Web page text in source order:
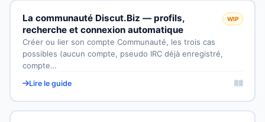
La communauté Discut.Biz — profils,
recherche et connexion automatique
WIP
Créer ou lier son compte Communauté, les trois cas
possibles (aucun compte, pseudo IRC déjà enregistré,
compte…
Lire le guide